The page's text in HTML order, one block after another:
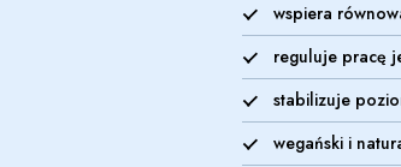
wspiera
reguluje pracę
stabilizuje
wegański i